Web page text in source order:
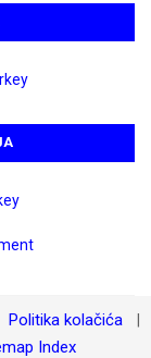
Politika kolačića
Index